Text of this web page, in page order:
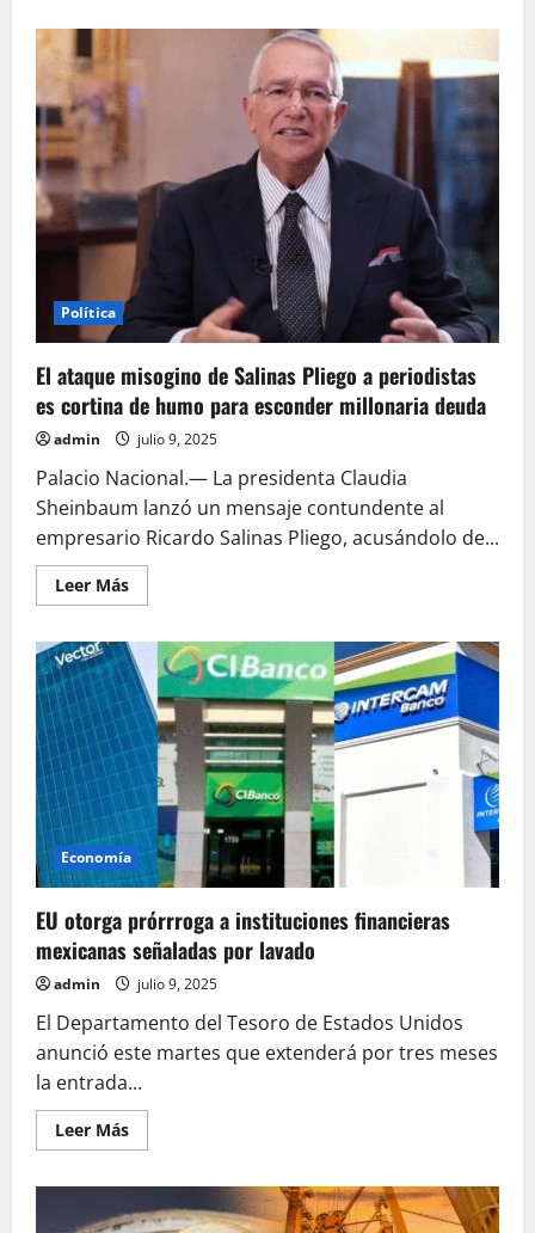
Pérez
Espinoza:
defensor
de
Derechos
candidato
a
la
Codhem,
propone
reformar
el
régimen
de
condominios
en
Política
El ataque misogino de Salinas Pliego a periodistas
es cortina de humo para esconder millonaria deuda
admin julio 9, 2025
Palacio Nacional.— La presidenta Claudia
Sheinbaum lanzó un mensaje contundente al
empresario Ricardo Salinas Pliego, acusándolo de...
Leer MásLeer
más
El
ataque
misogino
de
Salinas
Pliego
a
periodistas
es
cortina
de
humo
para
esconder
millonaria
Economía
EU otorga prórrroga a instituciones financieras
mexicanas señaladas por lavado
admin julio 9, 2025
El Departamento del Tesoro de Estados Unidos
anunció este martes que extenderá por tres meses
la entrada...
Leer MásLeer
más
otorga